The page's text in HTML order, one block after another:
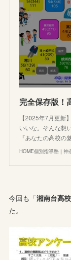
【2025年7月更新
いいな。そんな想
『あなたの高校
HOME個別指導塾｜神
今回も「湘南台高校
た。